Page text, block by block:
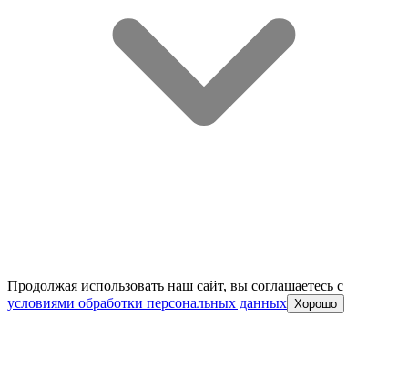
Продолжая использовать наш сайт, вы соглашаетесь c
условиями обработки персональных данных Хорошо